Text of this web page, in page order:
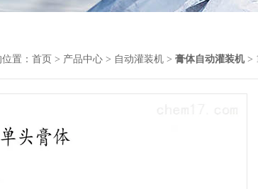
置： 首页 > 产品中心 > 自动灌装机 > 膏体自动灌装机>